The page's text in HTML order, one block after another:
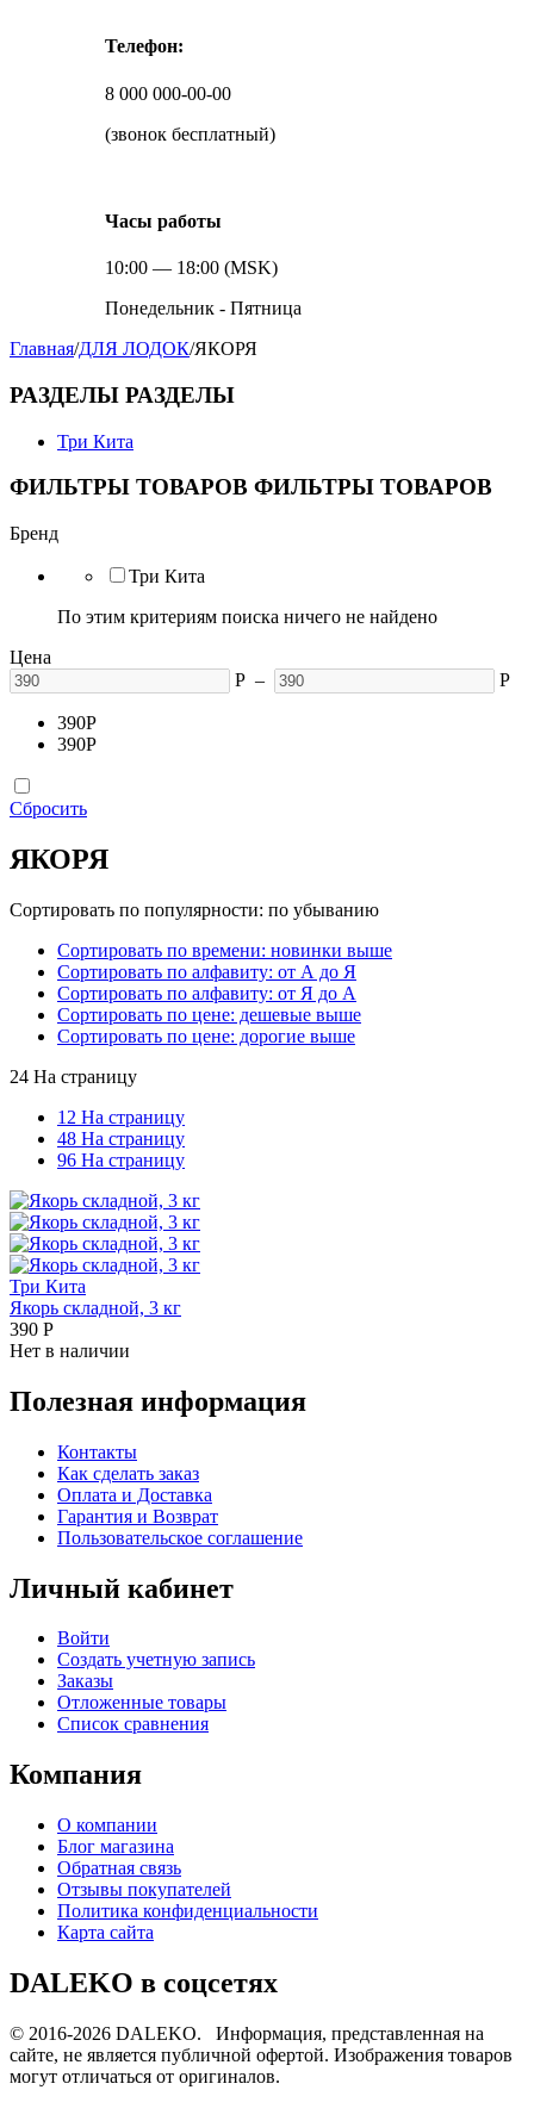
Телефон:
8 000 000-00-00
(звонок бесплатный)
Часы работы
10:00 — 18:00 (MSK)
Понедельник - Пятница
Главная/ДЛЯ ЛОДОК/ЯКОРЯ
РАЗДЕЛЫ РАЗДЕЛЫ
Три Кита
ФИЛЬТРЫ ТОВАРОВ ФИЛЬТРЫ ТОВАРОВ
Бренд
Три Кита
По этим критериям поиска ничего не найдено
Цена
Р – Р
390Р
390Р
Сбросить
ЯКОРЯ
Сортировать по популярности: по убыванию
Сортировать по времени: новинки выше
Сортировать по алфавиту: от А до Я
Сортировать по алфавиту: от Я до А
Сортировать по цене: дешевые выше
Сортировать по цене: дорогие выше
24 На страницу
12 На страницу
48 На страницу
96 На страницу
Три Кита
Якорь складной, 3 кг
390 Р
Нет в наличии
Полезная информация
Контакты
Как сделать заказ
Оплата и Доставка
Гарантия и Возврат
Пользовательское соглашение
Личный кабинет
Войти
Создать учетную запись
Заказы
Отложенные товары
Список сравнения
Компания
О компании
Блог магазина
Обратная связь
Отзывы покупателей
Политика конфиденциальности
Карта сайта
DALEKO в соцсетях
© 2016-2026 DALEKO. Информация, представленная на
сайте, не является публичной офертой. Изображения товаров
могут отличаться от оригиналов.